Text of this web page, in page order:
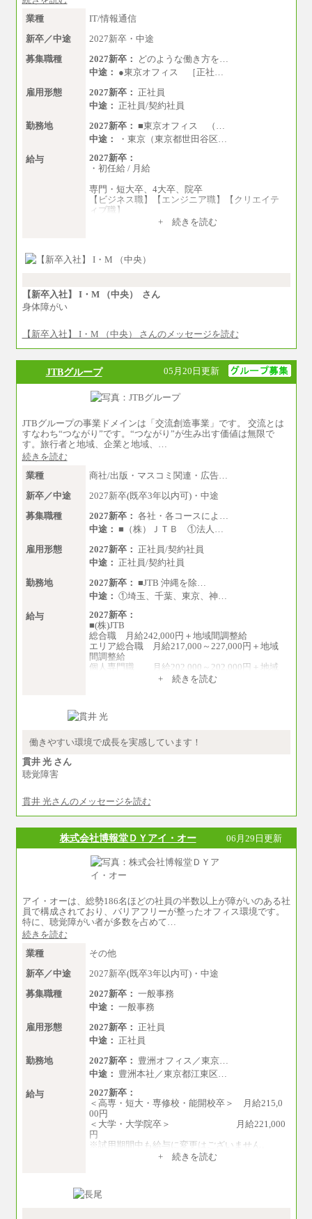
業種
IT/情報通信
新卒／中途
2027新卒・中途
募集職種
2027新卒：
どのような働き方を…
中途： ●東京オフィス ［正社…
雇用形態
2027新卒： 正社員
中途： 正社員/契約社員
勤務地
2027新卒： ■東京オフィス （…
中途：
・東京（東京都世田谷区…
給与
2027新卒：
・初任給 / 月給
専門・短大卒、4大卒、院卒
【ビジネス職】【エンジニア職】【クリエイテ
ィブ職】
①月給：270,000円～320,000円
⑤⑥月給：225,000円～300,000円
※試用期間中も給与に変更はございません。
+ 続きを読む
【新卒入社】 I・M （中央） さん
身体障がい
【新卒入社】 I・M （中央） さんのメッセージを読む
JTBグループ 05月20日更新
JTBグループの事業ドメインは「交流創造事業」です。 交流とは
すなわち“つながり”です。“つながり”が生み出す価値は無限で
す。旅行者と地域、企業と地域、…
続きを読む
業種
商社/出版・マスコミ関連・広告…
新卒／中途
2027新卒(既卒3年以内可)・中途
募集職種
2027新卒： 各社・各コースによ…
中途： ■（株）ＪＴＢ ①法人…
雇用形態
2027新卒： 正社員/契約社員
中途： 正社員/契約社員
勤務地
2027新卒： ■JTB 沖縄を除…
中途： ①埼玉、千葉、東京、神…
給与
2027新卒：
■(株)JTB
総合職 月給242,000円＋地域間調整給
エリア総合職 月給217,000～227,000円＋地域
間調整給
個人専門職 月給202,000～202,000円＋地域
※詳細はJTBキャリアサイトよりご確認くださ
■(株)JTB商事
エリア総合職 月給180,000～205,000円＋地域
手当
了
■(株)JTBビジネストラベルソリューションズ
総合職 月給220,000～230,000円＋地域間調整
給
エリア総合職 月給206,000円～214,000＋地域
間調整給
い。
■(株)JTBコミュニケーションデザイン
総合職 月給230,000円
なし残業手当の残業時間は10.43時間。
※超過勤務手当：みなし残業時間を超える残
業時間に応じて、時間外手当等を支給。
エリアサポート職 月給188,000円
※超過勤務手当：残業時間については全額時
間外手当を支給。
■（株）JTBグローバルマーケティング＆トラベ
ル
総合職 月給242,000円＋地域間調整給
訪日事業職 月給202,000～227,000円＋地域間
調整給
い。
■(株)JTBビジネストランスフォーム
総合職 月給205,000～225,000円＋地域間調整
給
エリア総合職 月給185,000円＋地域間調整給
※詳細はJTBキャリアサイトよりご確認くださ
■(株)JTBデータサービス ※2027年新卒募集終
了
+ 続きを読む
働きやすい環境で成長を実感しています！
貫井 光 さん
聴覚障害
貫井 光さんのメッセージを読む
株式会社博報堂ＤＹアイ・オー 06月29日更新
アイ・オーは、総勢186名ほどの社員の半数以上が障がいのある社
員で構成されており、バリアフリーが整ったオフィス環境です。
特に、聴覚障がい者が多数を占めて…
続きを読む
業種
その他
新卒／中途
2027新卒(既卒3年以内可)・中途
募集職種
2027新卒： 一般事務
中途： 一般事務
雇用形態
2027新卒： 正社員
中途： 正社員
勤務地
2027新卒： 豊洲オフィス／東京…
中途： 豊洲本社／東京都江東区…
給与
2027新卒：
＜高専・短大・専修校・能開校卒＞ 月給215,0
00円
＜大学・大学院卒＞ 月給221,000
円
※試用期間中も給与に変更はございません。
月給215,000円～276,000円
+ 続きを読む